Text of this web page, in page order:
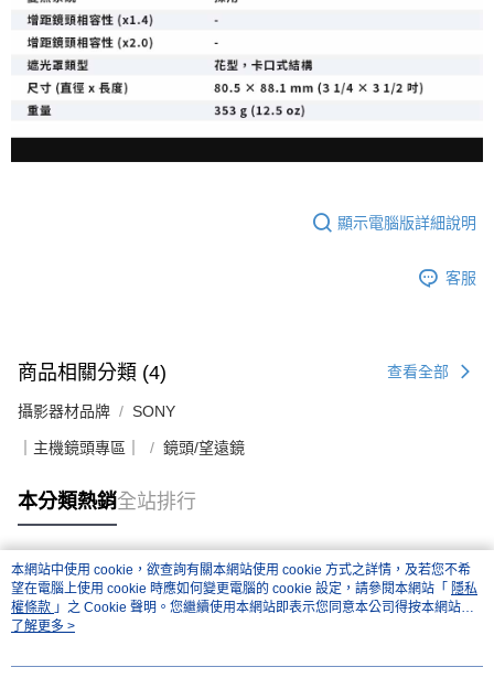
顯示電腦版詳細說明
客服
商品相關分類 (4) 查看全部
攝影器材品牌 SONY
｜主機鏡頭專區｜ 鏡頭/望遠鏡
本分類熱銷全站排行
熱門標籤
本網站中使用 cookie，欲查詢有關本網站使用 cookie 方式之詳情，及若您不希
望在電腦上使用 cookie 時應如何變更電腦的 cookie 設定，請參閱本網站「 隱私
權條款 」之 Cookie 聲明。您繼續使用本網站即表示您同意本公司得按本網站使
用條款之 Cookie 聲明使用 cookie。
了解更多 >